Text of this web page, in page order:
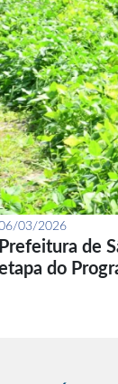
03/2026
Prefeitura de
do